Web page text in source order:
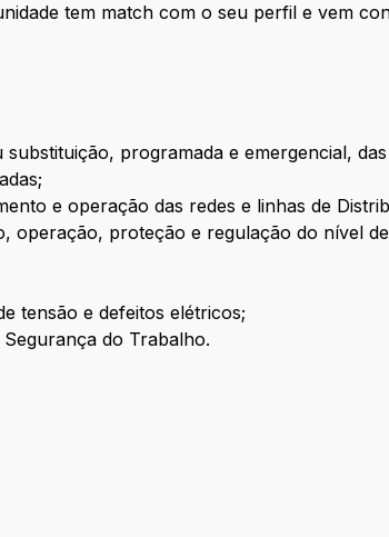
tem match com o seu perfil e vem
programada e emergencial,
e operação das redes e linhas de
operação, proteção e regulação do nível
tensão e defeitos elétricos;
do Trabalho.